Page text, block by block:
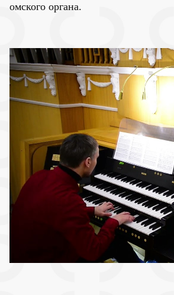
омского органа.